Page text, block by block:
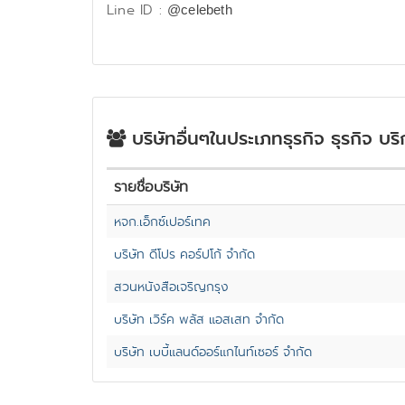
Line ID : @celebeth
บริษัทอื่นๆในประเภทธุรกิจ ธุรกิจ บริ
รายชื่อบริษัท
หจก.เอ็กซ์เปอร์เทค
บริษัท ดีโปร คอร์ปโก้ จำกัด
สวนหนังสือเจริญกรุง
บริษัท เวิร์ค พลัส แอสเสท จำกัด
บริษัท เบบี้แลนด์ออร์แกไนท์เซอร์ จำกัด